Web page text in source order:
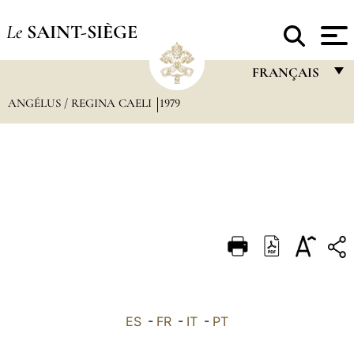
Le SAINT-SIÈGE
FRANÇAIS
DEUTSCH
ANGÉLUS / REGINA CAELI 1979
ES - FR - IT - PT